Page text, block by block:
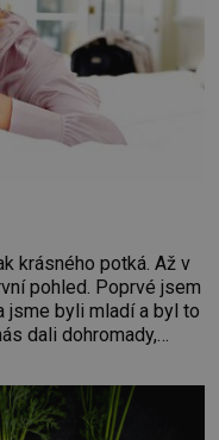
krásného potká. Až v
pohled. Poprvé jsem
jsme byli mladí a byl to
dali dohromady,
že